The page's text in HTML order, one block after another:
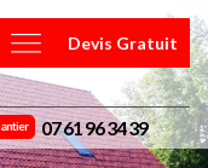
Devis Gratuit
07 61 96 34 39